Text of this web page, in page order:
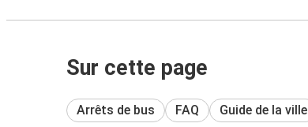
Sur cette page
Arrêts de bus FAQ Guide de la ville